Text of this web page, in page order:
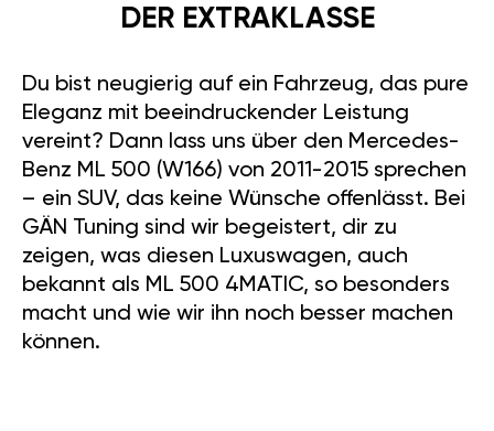
DER EXTRAKLASSE
Du bist neugierig auf ein Fahrzeug, das pure
Eleganz mit beeindruckender Leistung
vereint? Dann lass uns über den Mercedes-
Benz ML 500 (W166) von 2011-2015 sprechen
– ein SUV, das keine Wünsche offenlässt. Bei
GÄN Tuning sind wir begeistert, dir zu
zeigen, was diesen Luxuswagen, auch
bekannt als ML 500 4MATIC, so besonders
macht und wie wir ihn noch besser machen
können.